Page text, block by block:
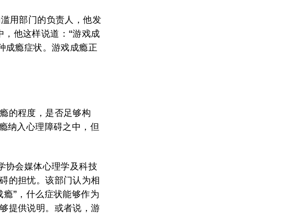
用部门的负责人，他发
，他这样说道：“游戏成
成瘾症状。游戏成瘾正
的程度，是否足够构
纳入心理障碍之中，但
协会媒体心理学及科技
的担忧。该部门认为相
”，什么症状能够作为
提供说明。或者说，游